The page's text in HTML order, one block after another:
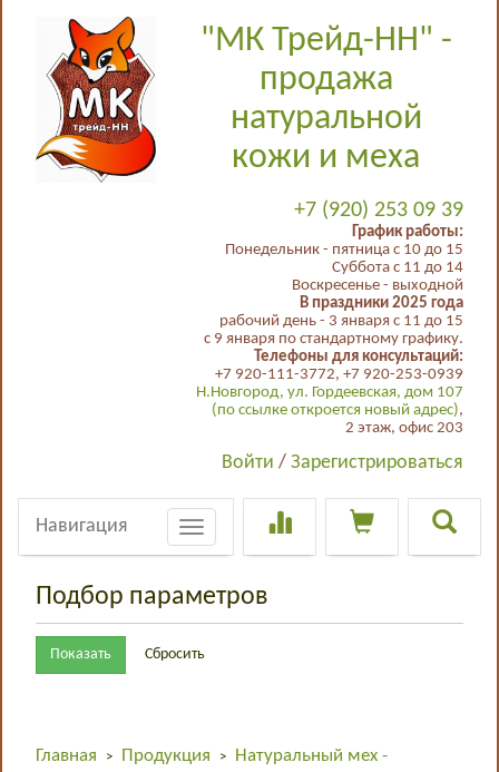
"МК Трейд-НН" -
продажа
натуральной
кожи и меха
+7 (920) 253 09 39
График работы:
Понедельник - пятница с 10 до 15
Суббота с 11 до 14
Воскресенье - выходной
В праздники 2025 года
рабочий день - 3 января с 11 до 15
с 9 января по стандартному графику.
Телефоны для консультаций:
+7 920-111-3772, +7 920-253-0939
Н.Новгород, ул. Гордеевская, дом 107
(по ссылке откроется новый адрес),
2 этаж, офис 203
Войти / Зарегистрироваться
Toggle
navigation
Навигация
Подбор параметров
Главная > Продукция >
Натуральный мех -